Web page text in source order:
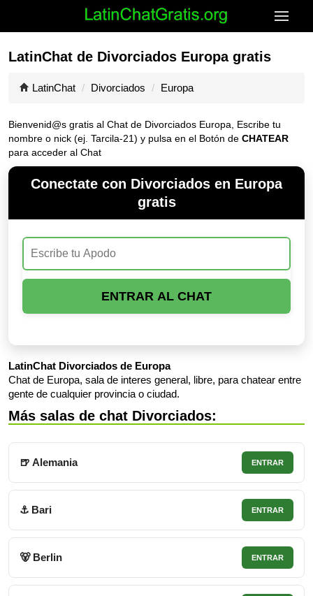
LatinChat de Divorciados Europa gratis
LatinChat Divorciados Europa
Bienvenid@s gratis al Chat de Divorciados Europa, Escribe tu
nombre o nick (ej. Tarcila-21) y pulsa en el Botón de CHATEAR
para acceder al Chat
Conectate con Divorciados en Europa
gratis
ENTRAR AL CHAT
LatinChat Divorciados de Europa
Chat de Europa, sala de interes general, libre, para chatear entre
gente de cualquier provincia o ciudad.
Más salas de chat Divorciados:
🍺 Alemania ENTRAR
⚓ Bari ENTRAR
🐻 Berlin ENTRAR